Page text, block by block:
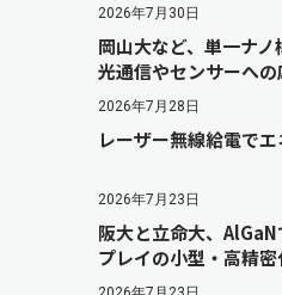
2026年7月30日
岡山大など、単一ナ
光通信やセンサーへ
2026年7月28日
レーザー無線給電で
2026年7月23日
阪大と立命大、
プレイの小型・高精